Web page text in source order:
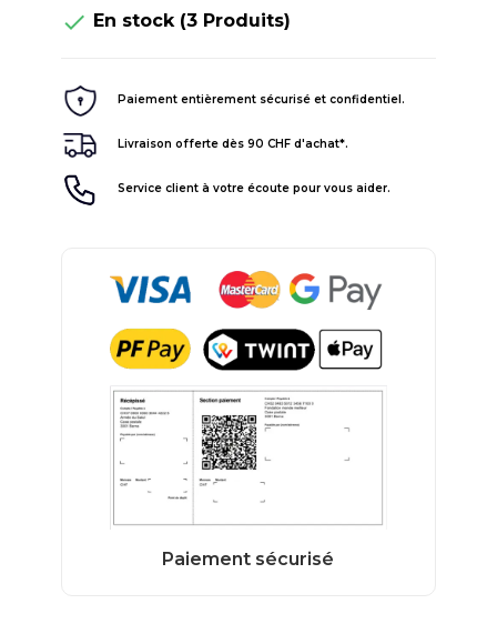
 En stock (3 Produits)
Paiement entièrement sécurisé et confidentiel.
Livraison offerte dès 90 CHF d'achat*.
Service client à votre écoute pour vous aider.